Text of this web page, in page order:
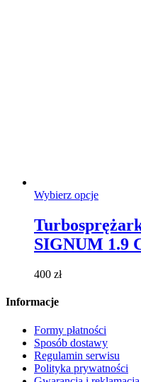
Wybierz opcjeTen
wiele
SIGNUM 1.9
400 zł
Informacje
Formy płatności
Sposób dostawy
Regulamin serwisu
Polityka prywatności